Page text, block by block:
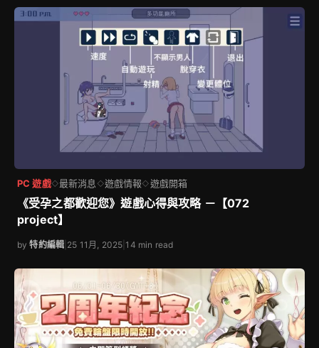
PC 遊戲◇最新消息 ◇遊戲情報◇遊戲開箱
《受孕之都歡迎您》遊戲心得與攻略 －【072
project】
by特約編輯 25 11月, 2025 |14 min read